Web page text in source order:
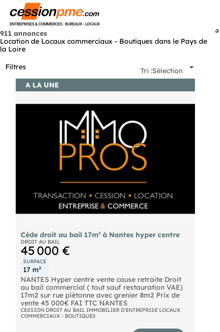
911 annonces
Location de Locaux commerciaux - Boutiques dans le Pays de
la Loire
Filtres
3
Tri :Sélection
A LA UNE
Cède droit au bail 17m² à Nantes hyper centre
DROIT AU BAIL
45 000 €
SURFACE
17 m²
NANTES Hyper centre vente cause retraite Droit
au bail commercial ( tout sauf restauration VAE)
17m2 sur rue piétonne avec grenier 8m2 Prix de
vente 45 000€ FAI TTC NANTES
CESSION DROIT AU BAIL IMMOBILIER D'ENTREPRISE LOCAUX
COMMERCIAUX - BOUTIQUES